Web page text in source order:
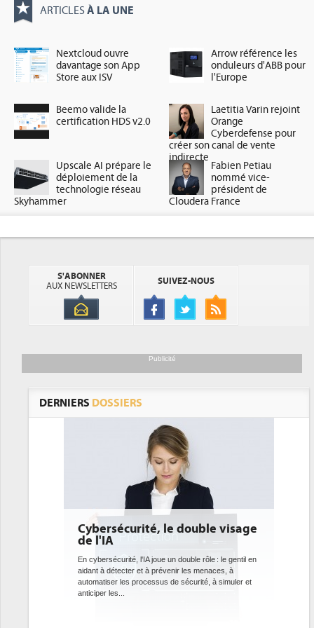
ARTICLES À LA UNE
Nextcloud ouvre
davantage son App
Store aux ISV
Arrow référence les
onduleurs d'ABB pour
l'Europe
Beemo valide la
certification HDS v2.0
Laetitia Varin rejoint
Orange
Cyberdefense pour
créer son canal de vente
indirecte
Upscale AI prépare le
déploiement de la
technologie réseau
Skyhammer
Fabien Petiau
nommé vice-
président de
Cloudera France
S'ABONNER
AUX NEWSLETTERS
SUIVEZ-NOUS
Publicité
DERNIERS DOSSIERS
double visage
un double rôle : le gentil en
de sécurité, à simuler et
DEE: l'efficacité énergétique
bientôt une obligation pour les
datacenters
Des datacenters plus durables et plus efficaces, c'est
ce que recherchent les pouvoirs publics européens